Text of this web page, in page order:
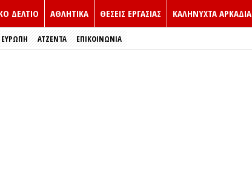
ΔΕΛΤΙΟ ΑΘΛΗΤΙΚΑ ΘΕΣΕΙΣ ΕΡΓΑΣΙΑΣ ΚΑΛΗΝΥΧΤΑ ΑΡΚΑΔΙΑ
ΕΥΡΏΠΗ ΑΤΖΕΝΤΑ ΕΠΙΚΟΙΝΩΝΙΑ